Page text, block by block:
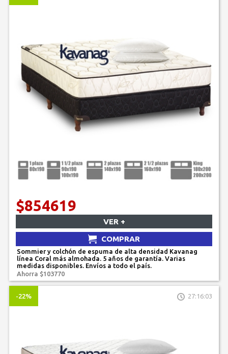
$854619
VER +
COMPRAR
Sommier y colchón de espuma de alta densidad Kavanag
línea Coral más almohada. 5 años de garantía. Varias
medidas disponibles. Envíos a todo el país.
Ahorra $103770
-22% 27:16:03